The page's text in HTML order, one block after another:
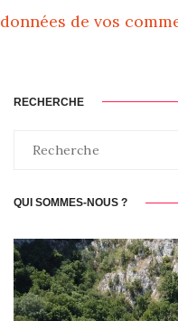
données de vos
RECHERCHE
QUI SOMMES-NOUS ?